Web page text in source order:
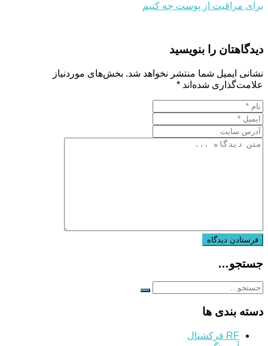
برای مراقبت از پوست چه کنیم
دیدگاهتان را بنویسید
نشانی ایمیل شما منتشر نخواهد شد. بخش‌های موردنیاز
علامت‌گذاری شده‌اند *
جستجو…
دسته بندی ها
RF فرکشنال